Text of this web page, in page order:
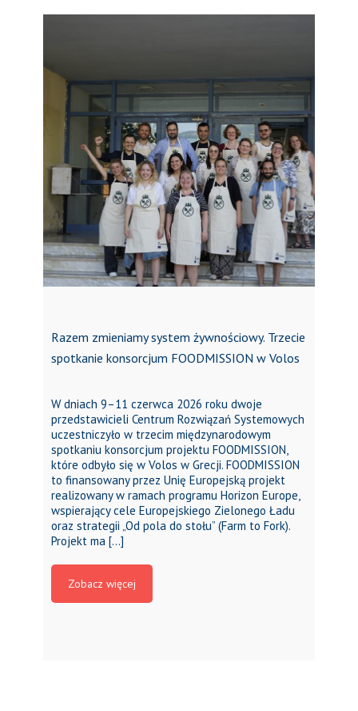
Razem zmieniamy system żywnościowy. Trzecie
spotkanie konsorcjum FOODMISSION w Volos
W dniach 9–11 czerwca 2026 roku dwoje
przedstawicieli Centrum Rozwiązań Systemowych
uczestniczyło w trzecim międzynarodowym
spotkaniu konsorcjum projektu FOODMISSION,
które odbyło się w Volos w Grecji. FOODMISSION
to finansowany przez Unię Europejską projekt
realizowany w ramach programu Horizon Europe,
wspierający cele Europejskiego Zielonego Ładu
oraz strategii „Od pola do stołu” (Farm to Fork).
Projekt ma […]
Zobacz więcej